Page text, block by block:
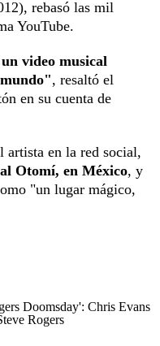
rebasó las mil
YouTube.
video musical
, resaltó el
en su cuenta de
artista en la red social,
Otomí, en México, y
"un lugar mágico,
Doomsday': Chris Evans
Rogers